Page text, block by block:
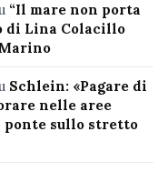
“Il mare non porta
di Lina Colacillo
Schlein: «Pagare di
nelle aree
ponte sullo stretto